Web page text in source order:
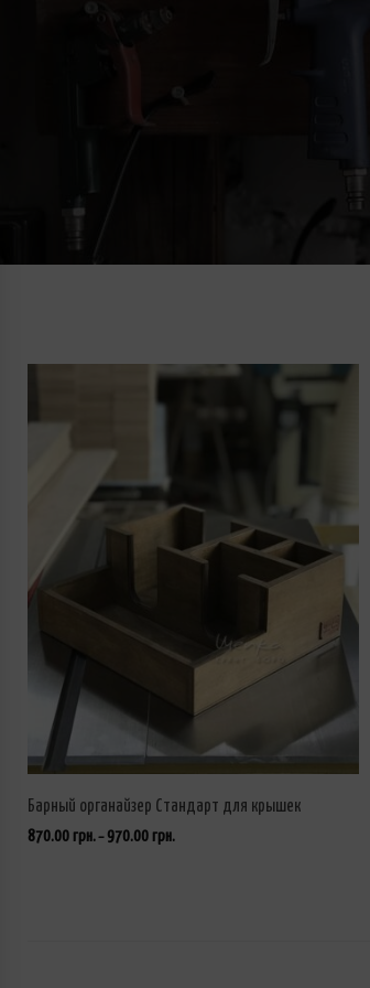
Барный органайзер Стандарт для крышек
870.00 грн.– 970.00 грн.